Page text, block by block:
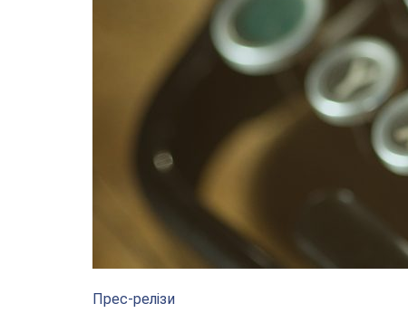
Прес-релізи